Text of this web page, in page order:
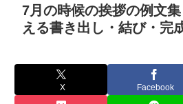
7月の時候の挨拶の例文
える書き出し・結び・完
X Facebook